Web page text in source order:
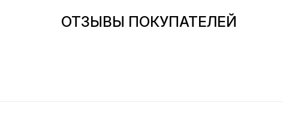
ОТЗЫВЫ ПОКУПАТЕЛЕЙ